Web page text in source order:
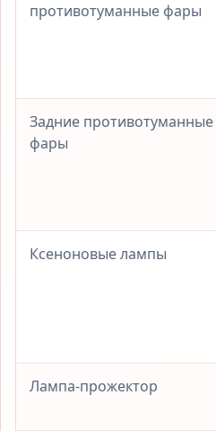
противотуманные фары
Задние противотуманные
фары
Ксеноновые лампы
Лампа-прожектор